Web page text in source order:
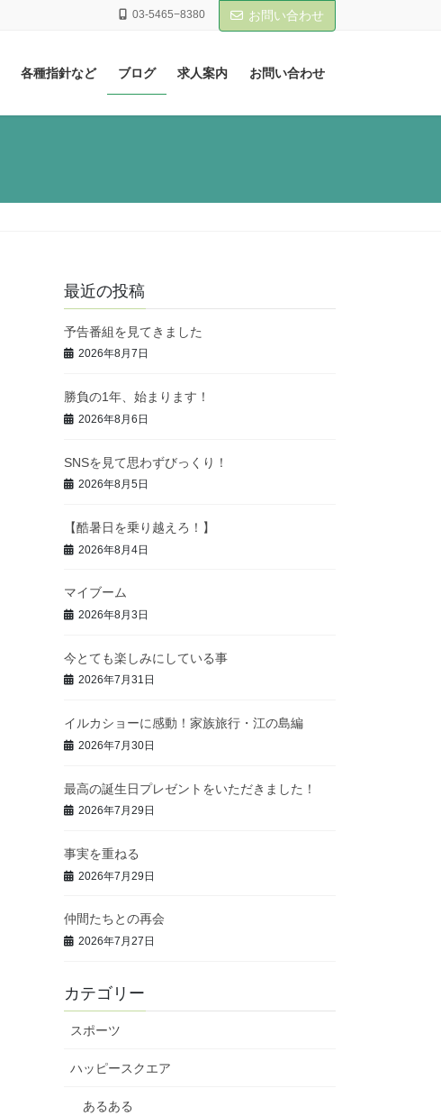
03-5465−8380 お問い合わせ
各種指針など ブログ 求人案内 お問い合わせ
最近の投稿
予告番組を見てきました
2026年8月7日
勝負の1年、始まります！
2026年8月6日
SNSを見て思わずびっくり！
2026年8月5日
【酷暑日を乗り越えろ！】
2026年8月4日
マイブーム
2026年8月3日
今とても楽しみにしている事
2026年7月31日
イルカショーに感動！家族旅行・江の島編
2026年7月30日
最高の誕生日プレゼントをいただきました！
2026年7月29日
事実を重ねる
2026年7月29日
仲間たちとの再会
2026年7月27日
カテゴリー
スポーツ
ハッピースクエア
あるある